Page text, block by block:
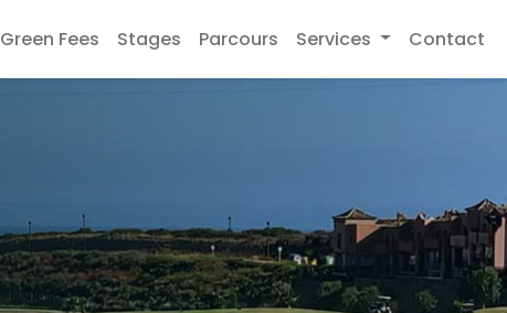
Green Fees Stages Parcours Services Contact